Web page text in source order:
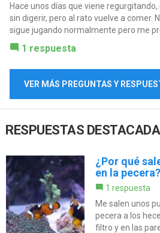
Hace unos días que viene
sin digerir, pero al rato vuelve a comer.
sigue jugando normalmente pero me
1 respuesta
VER MÁS PREGUNTAS Y
RESPUESTAS
¿Por qué
en la pecera?
1 respuesta
Me salen unos
pecera a los
filtro y en las